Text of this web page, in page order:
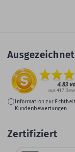
Information zur
Kundenbewertungen
Zertifiziert